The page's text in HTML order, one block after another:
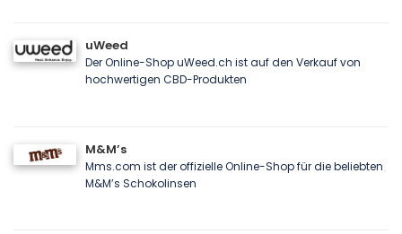
uWeed
Der Online-Shop uWeed.ch ist auf den Verkauf von
hochwertigen CBD-Produkten
M&M’s
Mms.com ist der offizielle Online-Shop für die beliebten
M&M’s Schokolinsen